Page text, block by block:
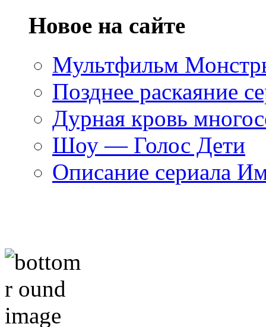
Новое на сайте
Мультфильм
Позднее раскаяние
Дурная кровь
Шоу — Голос Дети
Описание сериала